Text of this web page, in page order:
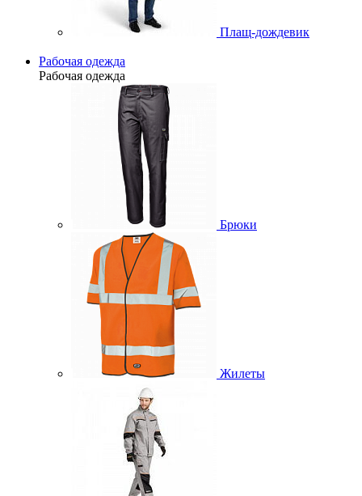
Плащ-дождевик
Рабочая одежда
Рабочая одежда
Брюки
Жилеты